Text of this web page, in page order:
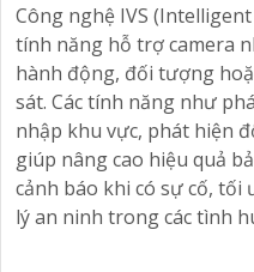
Dịch vụ cài đặt Camera
giải pháp hiệu quả để
Camera báo động chống
lại hình ảnh, cung cấp
xâm nhập hoặc hành vi
Công nghệ IVS
tính năng hỗ trợ camera
hành động, đối tượng
sát. Các tính năng như
nhập khu vực, phát hiện
giúp nâng cao hiệu quả
cảnh báo khi có sự cố, tối
lý an ninh trong các tình